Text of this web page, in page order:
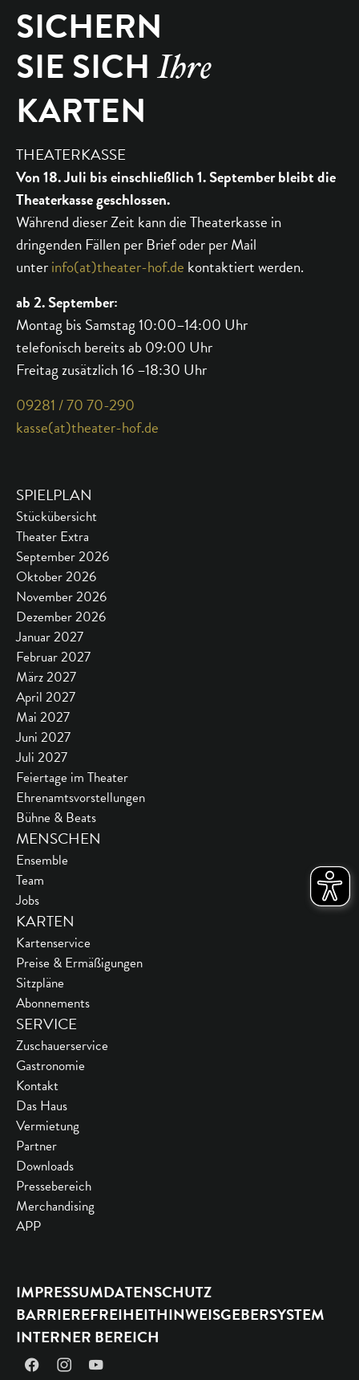
SICHERN
SIE SICH Ihre
KARTEN
THEATERKASSE
Von 18. Juli bis einschließlich 1. September bleibt die
Theaterkasse geschlossen.
Während dieser Zeit kann die Theaterkasse in
dringenden Fällen per Brief oder per Mail
unterinfo(at)theater-hof.de kontaktiert werden.
ab 2. September:
Montag bis Samstag 10:00–14:00 Uhr
telefonisch bereits ab 09:00 Uhr
Freitag zusätzlich 16 –18:30 Uhr
09281 / 70 70-290
kasse(at)theater-hof.de
SPIELPLAN
Stückübersicht
Theater Extra
September 2026
Oktober 2026
November 2026
Dezember 2026
Januar 2027
Februar 2027
März 2027
April 2027
Mai 2027
Juni 2027
Juli 2027
Feiertage im Theater
Ehrenamtsvorstellungen
Bühne & Beats
MENSCHEN
Ensemble
Team
Jobs
KARTEN
Kartenservice
Preise & Ermäßigungen
Sitzpläne
Abonnements
SERVICE
Zuschauerservice
Gastronomie
Kontakt
Das Haus
Vermietung
Partner
Downloads
Pressebereich
Merchandising
APP
IMPRESSUMDATENSCHUTZ
BARRIEREFREIHEITHINWEISGEBERSYSTEM
INTERNER BEREICH
FacebookInstagramYouTube